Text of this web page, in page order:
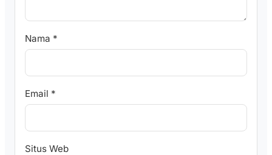
Nama *
Email *
Situs Web